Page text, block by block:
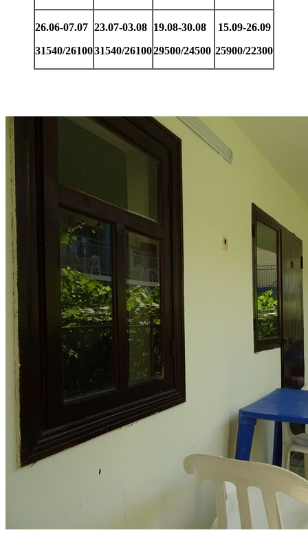
26.06-07.07
31540/26100
23.07-03.08
31540/26100
19.08-30.08
29500/24500
15.09-26.09
25900/22300